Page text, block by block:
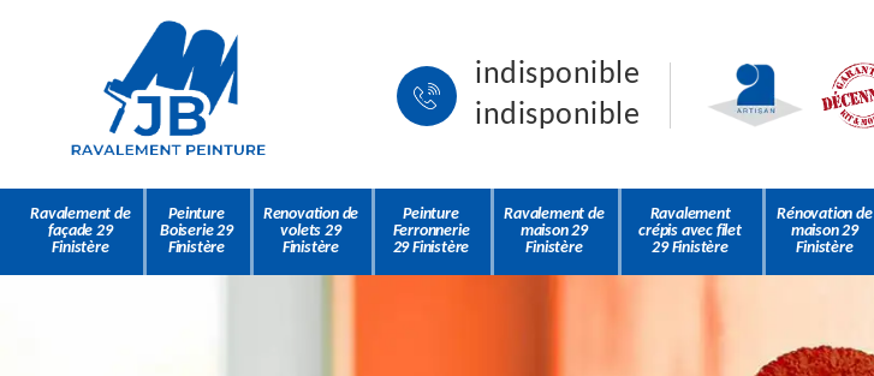
indisponible
indisponible
Ravalement de
façade 29
Finistère
Peinture
Boiserie 29
Finistère
Renovation de
volets 29
Finistère
Peinture
Ferronnerie
29 Finistère
Ravalement de
maison 29
Finistère
Ravalement
crépis avec filet
29 Finistère
Rénovation de
maison 29
Finistère